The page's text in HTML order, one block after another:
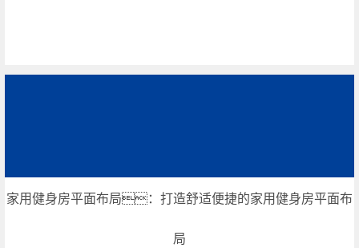
家用健身房平面布局：打造舒适便捷的家用健身房平面布
局